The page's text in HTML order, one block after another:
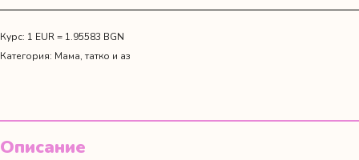
с
имена
Курс: 1 EUR = 1.95583 BGN
Категория: Мама, татко и аз
Описание